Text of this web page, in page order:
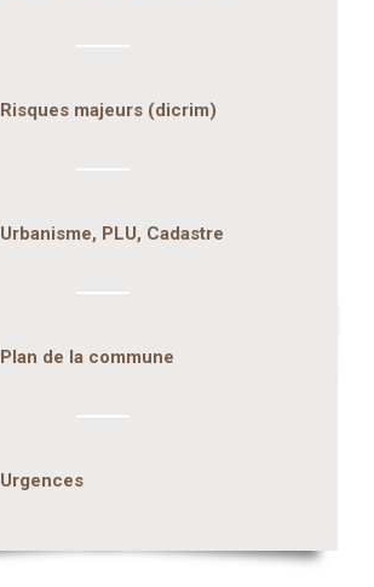
Risques majeurs (dicrim)
Urbanisme, PLU, Cadastre
Plan de la commune
Urgences